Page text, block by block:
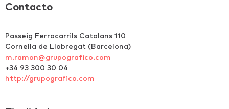
Contacto
Passeig Ferrocarrils Catalans 110
Cornella de Llobregat (Barcelona)
m.ramon@grupografico.com
+34 93 300 30 04
http://grupografico.com